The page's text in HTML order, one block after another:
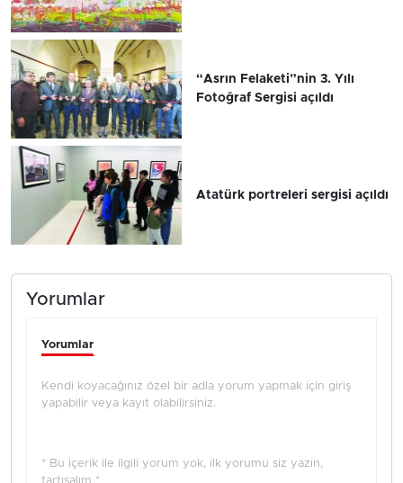
“Asrın Felaketi”nin 3. Yılı
Fotoğraf Sergisi açıldı
Atatürk portreleri sergisi açıldı
Yorumlar
Yorumlar
Kendi koyacağınız özel bir adla yorum yapmak için giriş
yapabilir veya kayıt olabilirsiniz.
* Bu içerik ile ilgili yorum yok, ilk yorumu siz yazın,